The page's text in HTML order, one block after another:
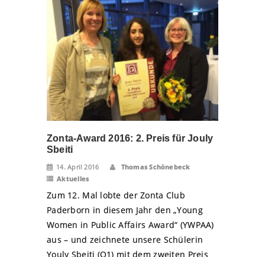
Zonta-Award 2016: 2. Preis für Jouly
Sbeiti
14. April 2016
Thomas Schönebeck
Aktuelles
Zum 12. Mal lobte der Zonta Club
Paderborn in diesem Jahr den „Young
Women in Public Affairs Award“ (YWPAA)
aus – und zeichnete unsere Schülerin
Youly Sbeiti (Q1) mit dem zweiten Preis